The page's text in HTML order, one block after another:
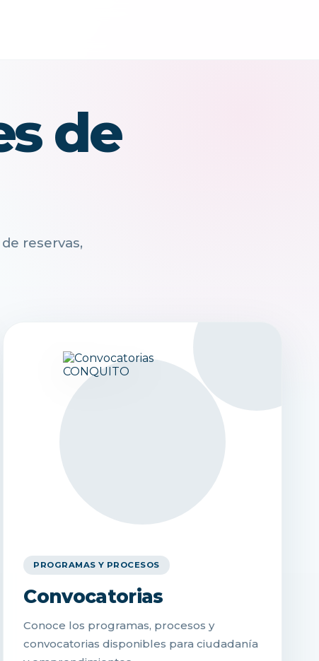
de
reservas,
PROGRAMAS Y PROCESOS
Convocatorias
Conoce los programas, procesos y
convocatorias disponibles para ciudadanía